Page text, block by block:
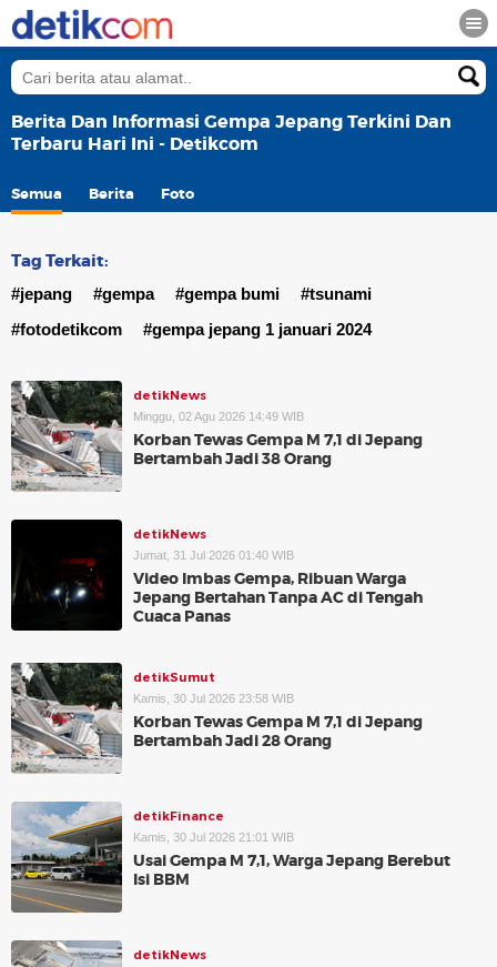
Berita Dan Informasi Gempa Jepang Terkini Dan
Terbaru Hari Ini - Detikcom
Semua Berita Foto
Tag Terkait:
#jepang #gempa #gempa bumi
#tsunami
#fotodetikcom
#gempa jepang 1 januari 2024
detikNews
Minggu, 02 Agu 2026 14:49 WIB
Korban Tewas Gempa M 7,1 di Jepang
Bertambah Jadi 38 Orang
detikNews
Jumat, 31 Jul 2026 01:40 WIB
Video Imbas Gempa, Ribuan Warga
Jepang Bertahan Tanpa AC di Tengah
Cuaca Panas
detikSumut
Kamis, 30 Jul 2026 23:58 WIB
Korban Tewas Gempa M 7,1 di Jepang
Bertambah Jadi 28 Orang
detikFinance
Kamis, 30 Jul 2026 21:01 WIB
Usai Gempa M 7,1, Warga Jepang Berebut
Isi BBM
detikNews